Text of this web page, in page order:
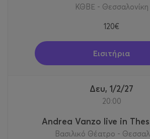
ΚΘΒΕ - Θεσσαλονίκη
120€
Εισιτήρια
Δευ, 1/2/27
20:00
Andrea Vanzo live in
Βασιλικό Θέατρο -